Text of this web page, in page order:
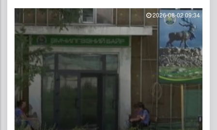
2026-08-02 09:34